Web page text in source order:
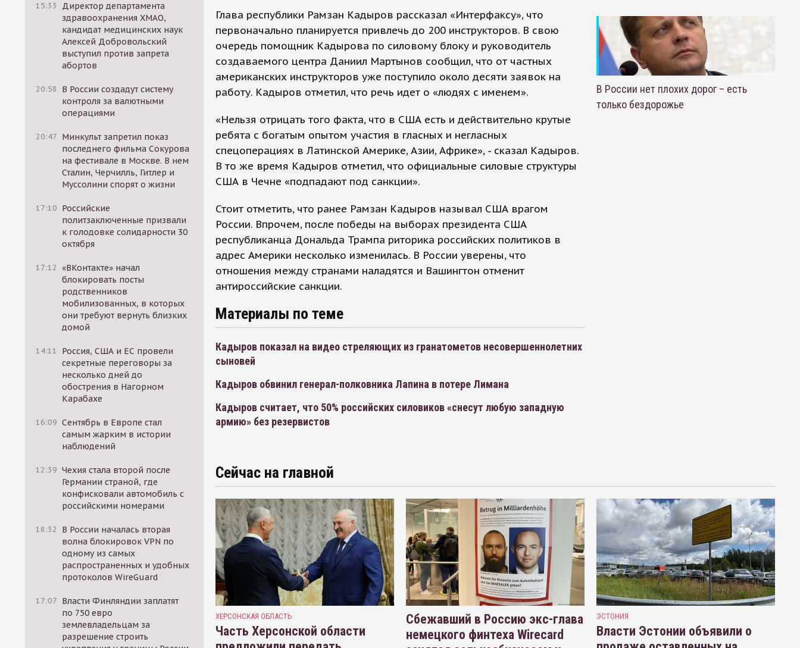
15:33
Директор департамента
здравоохранения ХМАО,
кандидат медицинских наук
Алексей Добровольский
выступил против запрета
абортов
20:58
В России создадут систему
контроля за валютными
операциями
20:47 Минкульт запретил показ
последнего фильма Сокурова
на фестивале в Москве. В нем
Сталин, Черчилль, Гитлер и
Муссолини спорят о жизни
17:10 Российские
политзаключенные призвали
к голодовке солидарности 30
октября
17:12 «ВКонтакте» начал
блокировать посты
родственников
мобилизованных, в которых
они требуют вернуть близких
домой
14:11
Россия, США и ЕС провели
секретные переговоры за
несколько дней до
обострения в Нагорном
Карабахе
16:09 Сентябрь в Европе стал
самым жарким в истории
наблюдений
12:39 Чехия стала второй после
Германии страной, где
конфисковали автомобиль с
российскими номерами
18:32
В России началась вторая
волна блокировок VPN по
одному из самых
распространенных и удобных
протоколов WireGuard
17:07 Власти Финляндии заплатят
по 750 евро
землевладельцам за
разрешение строить
Глава республики Рамзан Кадыров рассказал «Интерфаксу», что
первоначально планируется привлечь до 200 инструкторов. В свою
очередь помощник Кадырова по силовому блоку и руководитель
создаваемого центра Даниил Мартынов сообщил, что от частных
американских инструкторов уже поступило около десяти заявок на
работу. Кадыров отметил, что речь идет о «людях с именем».
«Нельзя отрицать того факта, что в США есть и действительно крутые
ребята с богатым опытом участия в гласных и негласных
спецоперациях в Латинской Америке, Азии, Африке», - сказал Кадыров.
В то же время Кадыров отметил, что официальные силовые структуры
США в Чечне «подпадают под санкции».
Стоит отметить, что ранее Рамзан Кадыров называл США врагом
России. Впрочем, после победы на выборах президента США
республиканца Дональда Трампа риторика российских политиков в
адрес Америки несколько изменилась. В России уверены, что
отношения между странами наладятся и Вашингтон отменит
антироссийские санкции.
Материалы по теме
Кадыров показал на видео стреляющих из гранатометов несовершеннолетних
сыновей
Кадыров обвинил генерал-полковника Лапина в потере Лимана
Кадыров считает, что 50% российских силовиков «снесут любую западную
армию» без резервистов
В России нет плохих дорог – есть
только бездорожье
Сейчас на главной
ХЕРСОНСКАЯ ОБЛАСТЬ
Часть Херсонской области
Сбежавший в Россию экс-глава
немецкого финтеха Wirecard
ЭСТОНИЯ
Власти Эстонии объявили о